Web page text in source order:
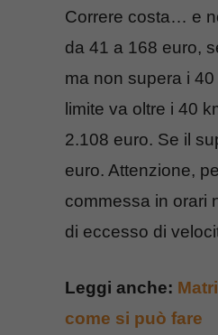
Correre costa… e
da 41 a 168 euro,
ma non supera i
limite va oltre i 40
2.108 euro. Se il
euro. Attenzione,
commessa in orari
di eccesso di
Leggi anche:
come si può fare